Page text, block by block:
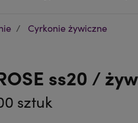
Cyrkonie żywiczne
ss20 /
sztuk